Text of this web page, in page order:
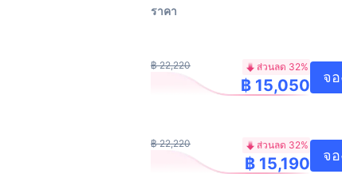
ราคา
฿ 22,220 ส่วนลด 32%
฿ 15,050 จ
฿ 22,220 ส่วนลด 32%
฿ 15,190 จ